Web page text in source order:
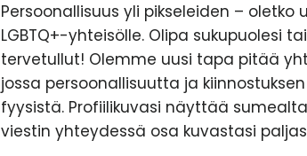
Persoonallisuus yli pikseleiden – oletko
LGBTQ+-yhteisölle. Olipa sukupuolesi
tervetullut! Olemme uusi tapa pitää
jossa persoonallisuutta ja
fyysistä. Profiilikuvasi näyttää
viestin yhteydessä osa kuvastasi